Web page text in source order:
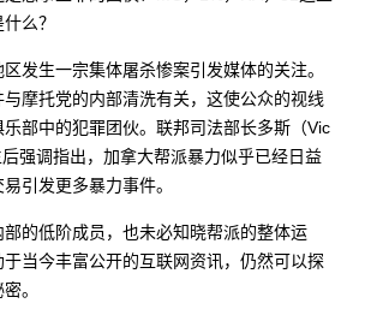
么？
发生一宗集体屠杀惨案引发媒体的关注。
摩托党的内部清洗有关，这使公众的视线
部中的犯罪团伙。联邦司法部长多斯（Vic
强调指出，加拿大帮派暴力似乎已经日益
引发更多暴力事件。
的低阶成员，也未必知晓帮派的整体运
当今丰富公开的互联网资讯，仍然可以探
。